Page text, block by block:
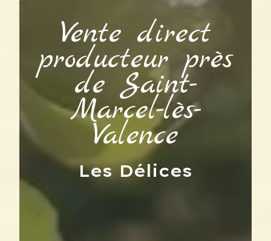
Vente direct
producteur près
de Saint-
Marcel-lès-
Valence
Les Délices